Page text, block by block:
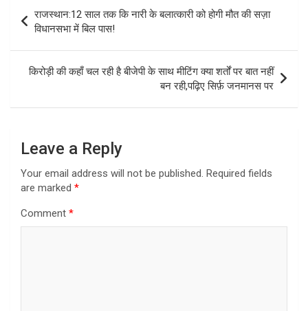
navigation
राजस्थान:12 साल तक कि नारी के बलात्कारी को होगी मौत की सज़ा
विधानसभा में बिल पास!
किरोड़ी की कहाँ चल रही है बीजेपी के साथ मीटिंग क्या शर्तों पर बात नहीं
बन रही,पढ़िए सिर्फ़ जनमानस पर
Leave a Reply
Your email address will not be published. Required fields
are marked *
Comment *